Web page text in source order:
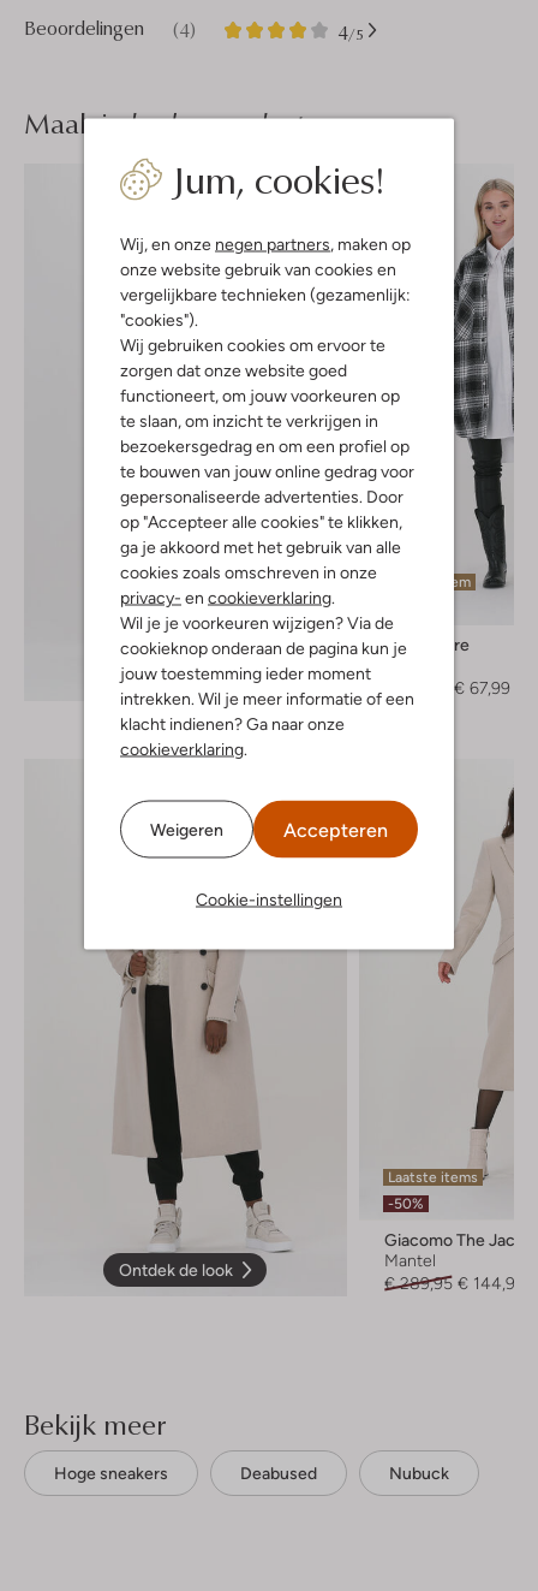
Jum, cookies!
Wij, en onze negen partners, maken op
onze website gebruik van cookies en
vergelijkbare technieken (gezamenlijk:
"cookies").
Wij gebruiken cookies om ervoor te
zorgen dat onze website goed
functioneert, om jouw voorkeuren op
te slaan, om inzicht te verkrijgen in
bezoekersgedrag en om een profiel op
te bouwen van jouw online gedrag voor
gepersonaliseerde advertenties. Door
op "Accepteer alle cookies" te klikken,
ga je akkoord met het gebruik van alle
cookies zoals omschreven in onze
privacy- en cookieverklaring.
Wil je je voorkeuren wijzigen? Via de
cookieknop onderaan de pagina kun je
jouw toestemming ieder moment
intrekken. Wil je meer informatie of een
klacht indienen? Ga naar onze
cookieverklaring.
Weigeren Accepteren
Cookie-instellingen
Beoordelingen (4) 4/5
4
4
Maak jelook compleet
Ontdek de look
Laatste item
Co'couture
€ 67,99
Ontdek de look
Laatste items
-50%
Giacomo The Jacket
Mantel
€ 289,95 € 144,95
Bekijk meer
Hoge sneakers Deabused Nubuck